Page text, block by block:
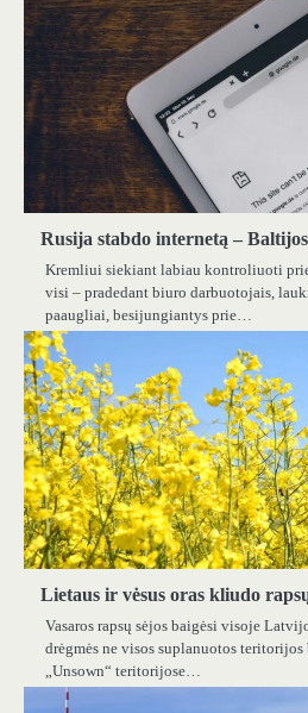
Rusija stabdo internetą –
Kremliui siekiant labiau kontroliuoti
visi – pradedant biuro darbuotojais,
paaugliai, besijungiantys prie…
Lietaus ir vėsus oras kliudo
Vasaros rapsų sėjos baigėsi visoje
drėgmės ne visos suplanuotos teritorijos
„Unsown“ teritorijose…